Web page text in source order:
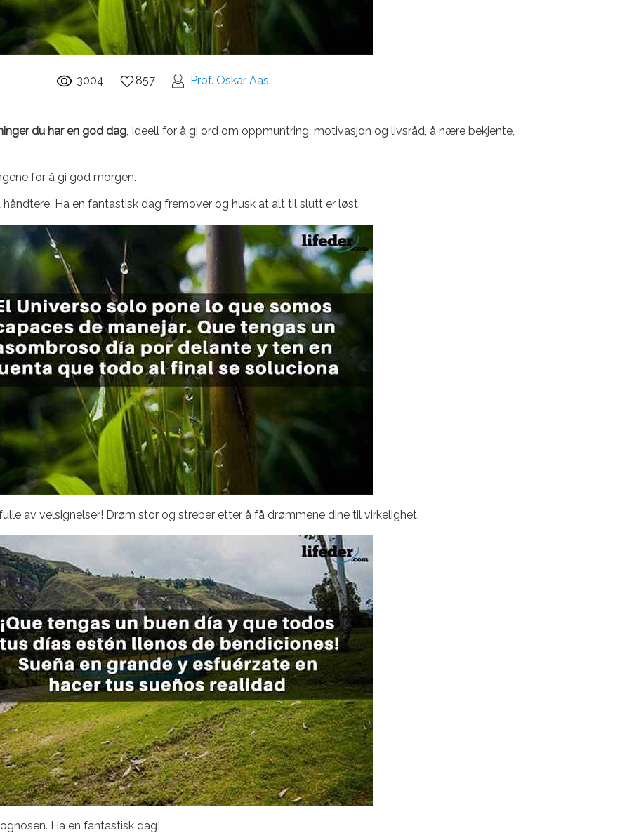
3004 857 Prof. Oskar Aas
du har en god dag, Ideell for å gi ord om oppmuntring, motivasjon og livsråd, å nære bekjente,
for å gi god morgen.
Ha en fantastisk dag fremover og husk at alt til slutt er løst.
av velsignelser! Drøm stor og streber etter å få drømmene dine til virkelighet.
Ha en fantastisk dag!